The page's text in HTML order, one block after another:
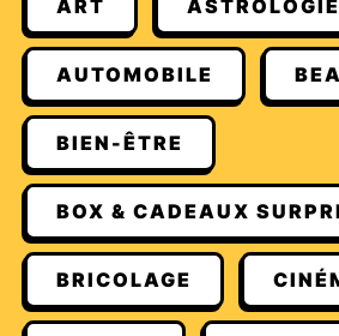
ART ASTROLOGIE
AUTOMOBILE
BIEN-ÊTRE
BOX & CADEAUX
BRICOLAGE